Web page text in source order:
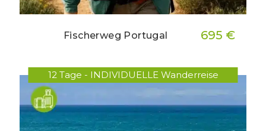
Fischerweg Portugal 695 €
12 Tage - INDIVIDUELLE Wanderreise